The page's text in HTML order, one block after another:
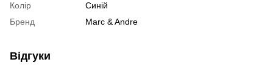
Колір
Синій
Бренд
Marc & Andre
Відгуки